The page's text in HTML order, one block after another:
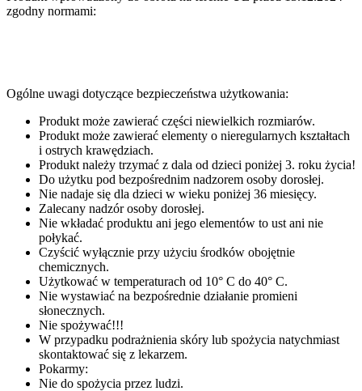
zgodny normami:
Ogólne uwagi dotyczące bezpieczeństwa użytkowania:
Produkt może zawierać części niewielkich rozmiarów.
Produkt może zawierać elementy o nieregularnych kształtach
i ostrych krawędziach.
Produkt należy trzymać z dala od dzieci poniżej 3. roku życia!
Do użytku pod bezpośrednim nadzorem osoby dorosłej.
Nie nadaje się dla dzieci w wieku poniżej 36 miesięcy.
Zalecany nadzór osoby dorosłej.
Nie wkładać produktu ani jego elementów to ust ani nie
połykać.
Czyścić wyłącznie przy użyciu środków obojętnie
chemicznych.
Użytkować w temperaturach od 10° C do 40° C.
Nie wystawiać na bezpośrednie działanie promieni
słonecznych.
Nie spożywać!!!
W przypadku podrażnienia skóry lub spożycia natychmiast
skontaktować się z lekarzem.
Pokarmy:
Nie do spożycia przez ludzi.